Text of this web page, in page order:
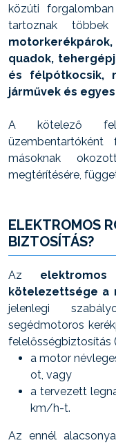
közúti
tartoznak
quadok,
és félpótkocsik,
járművek és
A kötelező
másoknak
megtérítésére,
ELEKTROMOS
BIZTOSÍTÁS?
Az
kötelezettsége a
jelenlegi
segédmotoros
felelősségbiztosítás
a motor
ot, vagy
a tervezett
km/h-t.
Az ennél